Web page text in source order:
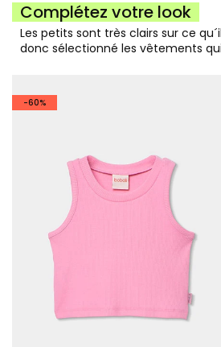
Complétez votre look
Les petits sont très clairs sur ce
donc sélectionné les vêtements
-60%